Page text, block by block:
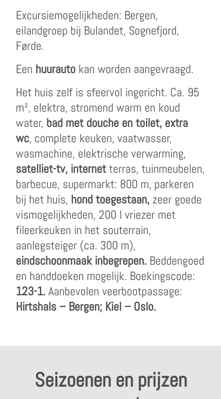
Excursiemogelijkheden: Bergen,
eilandgroep bij Bulandet, Sognefjord,
Førde.
Een huurauto kan worden aangevraagd.
Het huis zelf is sfeervol ingericht. Ca. 95
m², elektra, stromend warm en koud
water, bad met douche en toilet, extra
wc, complete keuken, vaatwasser,
wasmachine, elektrische verwarming,
satelliet-tv, internetterras, tuinmeubelen,
barbecue, supermarkt: 800 m, parkeren
bij het huis, hond toegestaan, zeer goede
vismogelijkheden, 200 l vriezer met
fileerkeuken in het souterrain,
aanlegsteiger (ca. 300 m),
eindschoonmaak inbegrepen. Beddengoed
en handdoeken mogelijk. Boekingscode:
123-1.Aanbevolen veerbootpassage:
Hirtshals – Bergen; Kiel – Oslo.
Seizoenen en prijzen